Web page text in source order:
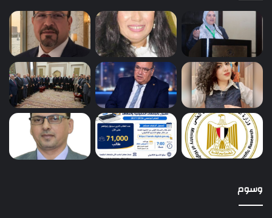
وسوم